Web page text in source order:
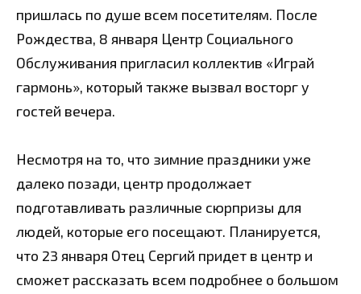
пришлась по душе всем посетителям. После
Рождества, 8 января Центр Социального
Обслуживания пригласил коллектив «Играй
гармонь», который также вызвал восторг у
гостей вечера.
Несмотря на то, что зимние праздники уже
далеко позади, центр продолжает
подготавливать различные сюрпризы для
людей, которые его посещают. Планируется,
что 23 января Отец Сергий придет в центр и
сможет рассказать всем подробнее о большом